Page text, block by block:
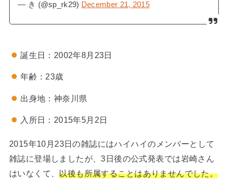
— き (@sp_rk29) December 21, 2015
誕生日：2002年8月23日
年齢：23歳
出身地：神奈川県
入所日：2015年5月2日
2015年10月23日の雑誌にはハイハイのメンバーとして
雑誌に登場しましたが、3日後の公式発表では岩崎さん
はいなくて、以後も所属することはありませんでした。